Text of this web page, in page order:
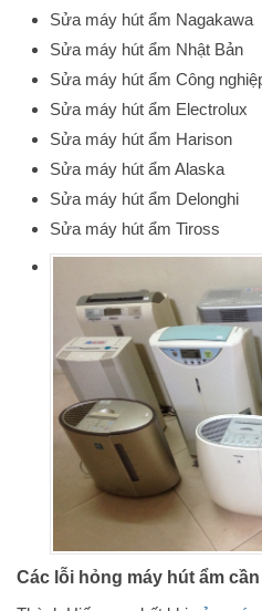
Sửa máy hút ẩm Nagakawa
Sửa máy hút ẩm Nhật Bản
Sửa máy hút ẩm Công
Sửa máy hút ẩm Electrolux
Sửa máy hút ẩm Harison
Sửa máy hút ẩm Alaska
Sửa máy hút ẩm Delonghi
Sửa máy hút ẩm Tiross
Các lỗi hỏng máy hút ẩm